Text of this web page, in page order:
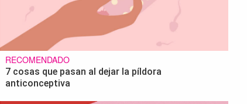
RECOMENDADO
7 cosas que pasan al dejar la píldora
anticonceptiva